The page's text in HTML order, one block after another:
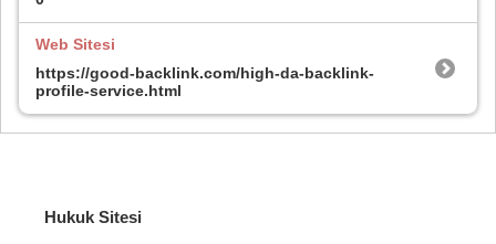
Web Sitesi
https://good-backlink.com/high-da-backlink-
profile-service.html
Hukuk Sitesi